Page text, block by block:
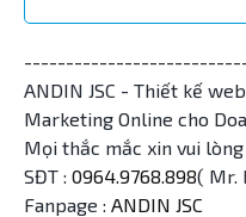
ANDIN JSC - Thiết kế
Marketing Online cho
Mọi thắc mắc xin vui
SĐT : 0964.9768.898( Mr.
Fanpage : ANDIN JSC